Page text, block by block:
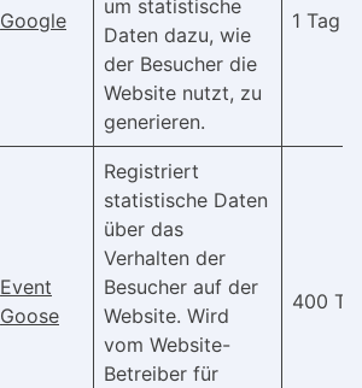
Google
um statistische
Daten dazu, wie
der Besucher die
Website nutzt, zu
generieren.
1 Tag
Event
Goose
Registriert
statistische Daten
über das
Verhalten der
Besucher auf der
Website. Wird
vom Website-
Betreiber für
400